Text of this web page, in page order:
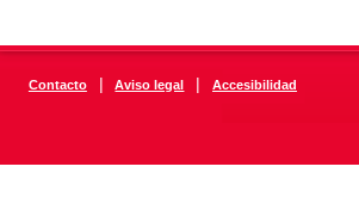
Contacto | Aviso legal | Accesibilidad